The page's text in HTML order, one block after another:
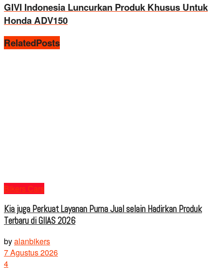
GIVI Indonesia Luncurkan Produk Khusus Untuk
Honda ADV150
RelatedPosts
Bikers Cars
Kia juga Perkuat Layanan Purna Jual selain Hadirkan Produk
Terbaru di GIIAS 2026
byalanbikers
7 Agustus 2026
4